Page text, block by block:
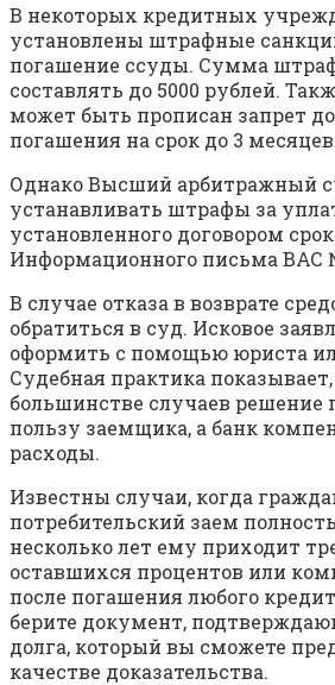
В некоторых кредитных
установлены штрафные
погашение ссуды. Сумма
составлять до 5000 рублей.
может быть прописан запрет
погашения на срок до 3
Однако Высший арбитражный
устанавливать штрафы за
установленного договором
Информационного письма ВАС №
В случае отказа в возврате
обратиться в суд. Исковое
оформить с помощью юриста
Судебная практика
большинстве случаев решение
пользу заемщика, а банк
расходы.
Известны случаи, когда
потребительский заем
несколько лет ему приходит
оставшихся процентов или
после погашения любого
берите документ,
долга, который вы сможете
качестве доказательства.